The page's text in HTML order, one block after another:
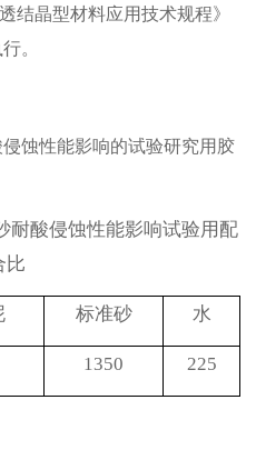
结晶型材料应用技术规程》
。
蚀性能影响的试验研究用胶
耐酸侵蚀性能影响试验用配
比
标准砂 水
1350 225